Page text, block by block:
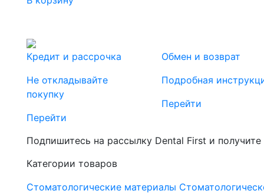
Кредит и рассрочка
Не откладывайте
покупку
Перейти
Обмен и возврат
Подробная
Перейти
Подпишитесь на рассылку Dental First и
Категории товаров
Стоматологические материалы